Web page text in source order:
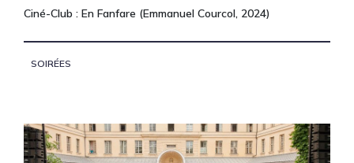
Ciné-Club : En Fanfare (Emmanuel Courcol, 2024)
SOIRÉES